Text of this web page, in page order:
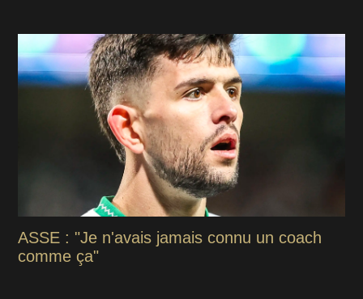
ASSE : "Je n'avais jamais connu un coach
comme ça"